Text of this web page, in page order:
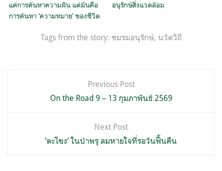
แค่การค้นหาความฝัน แต่มันคือ
การค้นหา ‘ความหมาย’ ของชีวิต
อนุรักษ์สิ่งแวดล้อม
Tags from the story: ชมรมอนุรักษ์, นวัตวิถี
Previous Post
On the Road 9 – 13 กุมภาพันธ์ 2569
Next Post
‘ตะโขง’ ในป่าพรุ ลมหายใจที่รอวันฟื้นคืน